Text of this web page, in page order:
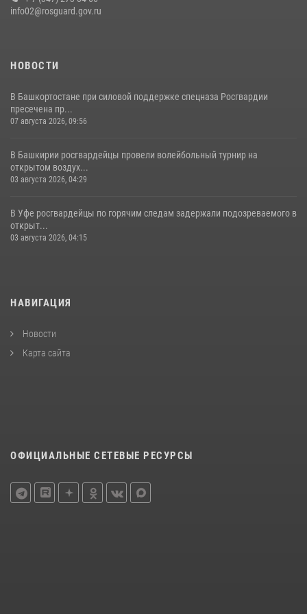
современную и раритетную спецтехнику
info02@rosguard.gov.ru
НОВОСТИ
В Башкортостане при силовой поддержке спецназа Росгвардии
пресечена пр...
07 августа 2026, 09:56
В Башкирии росгвардейцы провели волейбольный турнир на
открытом воздух...
03 августа 2026, 04:29
В Уфе росгвардейцы по горячим следам задержали подозреваемого в
открыт...
03 августа 2026, 04:15
НАВИГАЦИЯ
Новости
Карта сайта
ОФИЦИАЛЬНЫЕ СЕТЕВЫЕ РЕСУРСЫ